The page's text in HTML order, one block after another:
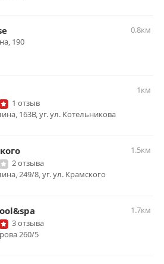
0.8км
190
1км
1 отзыв
163В, уг. ул. Котельникова
1.5км
2 отзыва
249/8, уг. ул. Крамского
1.7км
3 отзыва
260/5